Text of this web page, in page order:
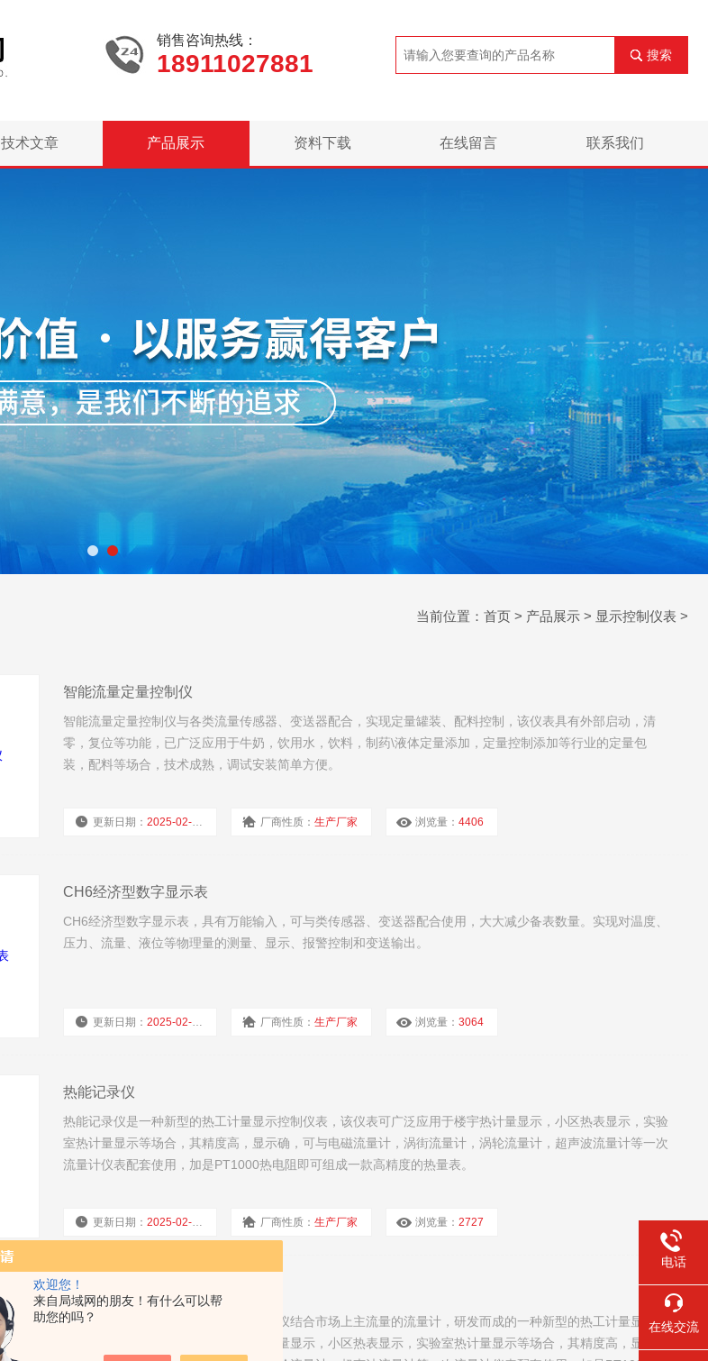
欢迎您！
来自局域网的朋友！有什么可以帮
助您的吗？
销售咨询热线：
18911027881 搜索
技术文章 产品展示 资料下载 在线留言 联系我们
当前位置： 首页 > 产品展示 > 显示控制仪表 >
智能流量定量控制仪
智能流量定量控制仪与各类流量传感器、变送器配合，实现定量罐装、配料控制，该仪表具有外部启动，清
零，复位等功能，已广泛应用于牛奶，饮用水，饮料，制药\液体定量添加，定量控制添加等行业的定量包
装，配料等场合，技术成熟，调试安装简单方便。
更新日期：2025-02-19 厂商性质：生产厂家 浏览量：4406
CH6经济型数字显示表
CH6经济型数字显示表，具有万能输入，可与类传感器、变送器配合使用，大大减少备表数量。实现对温度、
压力、流量、液位等物理量的测量、显示、报警控制和变送输出。
更新日期：2025-02-19 厂商性质：生产厂家 浏览量：3064
热能记录仪
热能记录仪是一种新型的热工计量显示控制仪表，该仪表可广泛应用于楼宇热计量显示，小区热表显示，实验
室热计量显示等场合，其精度高，显示确，可与电磁流量计，涡街流量计，涡轮流量计，超声波流量计等一次
流量计仪表配套使用，加是PT1000热电阻即可组成一款高精度的热量表。
更新日期：2025-02-18 厂商性质：生产厂家 浏览量：2727
盘装式热量控制显示仪
热量控制显示仪是盘装式热量控制显示仪结合市场上主流量的流量计，研发而成的一种新型的热工计量显示控
制仪表，该仪表可广泛应用于楼宇热计量显示，小区热表显示，实验室热计量显示等场合，其精度高，显示
电话
在线交流